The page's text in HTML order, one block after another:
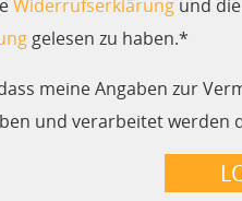
Widerrufserklärung und
gelesen zu haben.*
meine Angaben zur
und verarbeitet werden